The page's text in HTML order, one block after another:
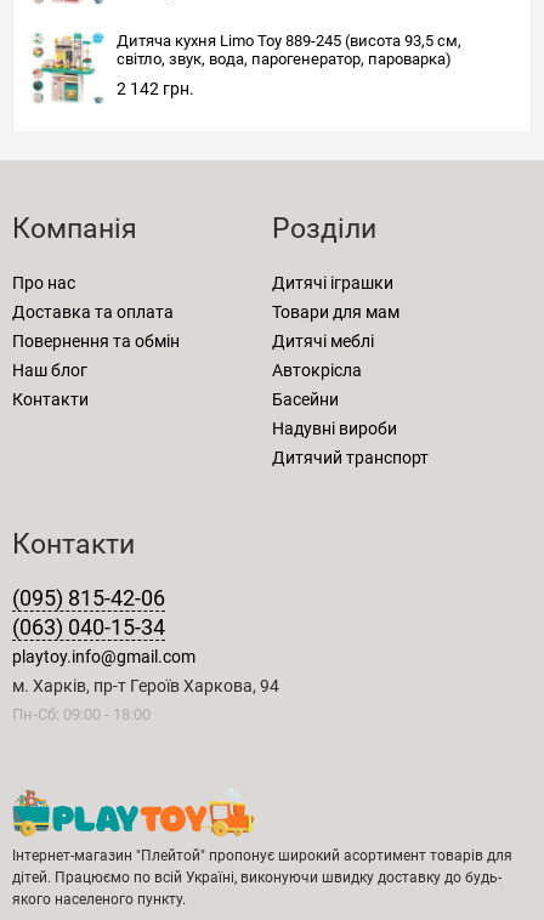
Дитяча кухня Limo Toy 889-245 (висота 93,5 см,
світло, звук, вода, парогенератор, пароварка)
2 142 грн.
Компанія
Про нас
Доставка та оплата
Повернення та обмін
Наш блог
Контакти
Розділи
Дитячі іграшки
Товари для мам
Дитячі меблі
Автокрісла
Басейни
Надувні вироби
Дитячий транспорт
Контакти
(095) 815-42-06
(063) 040-15-34
playtoy.info@gmail.com
м. Харків, пр-т Героїв Харкова, 94
Пн-Сб: 09:00 - 18:00
Інтернет-магазин "Плейтой" пропонує широкий асортимент товарів для
дітей. Працюємо по всій Україні, виконуючи швидку доставку до будь-
якого населеного пункту.